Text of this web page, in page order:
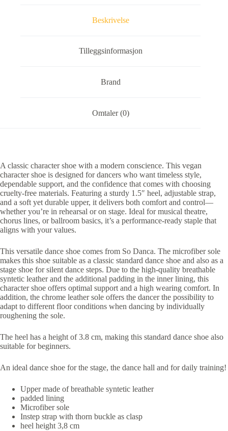
Beskrivelse
Tilleggsinformasjon
Brand
Omtaler (0)
A classic character shoe with a modern conscience. This vegan
character shoe is designed for dancers who want timeless style,
dependable support, and the confidence that comes with choosing
cruelty-free materials. Featuring a sturdy 1.5″ heel, adjustable strap,
and a soft yet durable upper, it delivers both comfort and control—
whether you’re in rehearsal or on stage. Ideal for musical theatre,
chorus lines, or ballroom basics, it’s a performance-ready staple that
aligns with your values.
This versatile dance shoe comes from So Danca. The microfiber sole
makes this shoe suitable as a classic standard dance shoe and also as a
stage shoe for silent dance steps. Due to the high-quality breathable
syntetic leather and the additional padding in the inner lining, this
character shoe offers optimal support and a high wearing comfort. In
addition, the chrome leather sole offers the dancer the possibility to
adapt to different floor conditions when dancing by individually
roughening the sole.
The heel has a height of 3.8 cm, making this standard dance shoe also
suitable for beginners.
An ideal dance shoe for the stage, the dance hall and for daily training!
Upper made of breathable syntetic leather
padded lining
Microfiber sole
Instep strap with thorn buckle as clasp
heel height 3,8 cm